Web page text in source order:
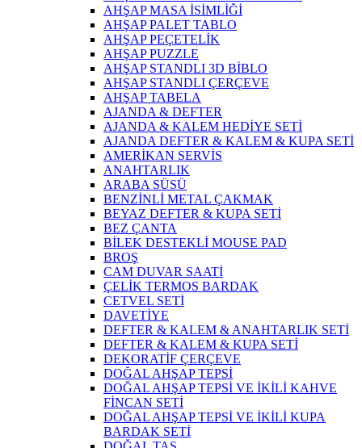
AHŞAP MASA İSİMLİĞİ
AHŞAP PALET TABLO
AHŞAP PEÇETELİK
AHŞAP PUZZLE
AHŞAP STANDLI 3D BİBLO
AHŞAP STANDLI ÇERÇEVE
AHŞAP TABELA
AJANDA & DEFTER
AJANDA & KALEM HEDİYE SETİ
AJANDA DEFTER & KALEM & KUPA SETİ
AMERİKAN SERVİS
ANAHTARLIK
ARABA SÜSÜ
BENZİNLİ METAL ÇAKMAK
BEYAZ DEFTER & KUPA SETİ
BEZ ÇANTA
BİLEK DESTEKLİ MOUSE PAD
BROŞ
CAM DUVAR SAATİ
ÇELİK TERMOS BARDAK
CETVEL SETİ
DAVETİYE
DEFTER & KALEM & ANAHTARLIK SETİ
DEFTER & KALEM & KUPA SETİ
DEKORATİF ÇERÇEVE
DOĞAL AHŞAP TEPSİ
DOĞAL AHŞAP TEPSİ VE İKİLİ KAHVE
FİNCAN SETİ
DOĞAL AHŞAP TEPSİ VE İKİLİ KUPA
BARDAK SETİ